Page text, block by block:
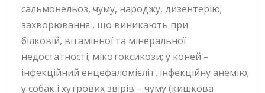
сальмонельоз, чуму, народжу, дизентерію;
захворювання , що виникають при
білковій, вітамінної та мінеральної
недостатності; мікотоксикози; у коней –
інфекційний енцефаломієліт, інфекційну анемію;
у собак і хутрових звірів – чуму (кишкова